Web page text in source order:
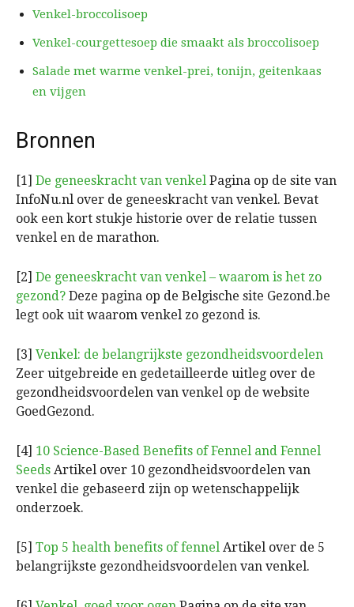
Venkel-broccolisoep
Venkel-courgettesoep die smaakt als broccolisoep
Salade met warme venkel-prei, tonijn, geitenkaas
en vijgen
Bronnen
[1] De geneeskracht van venkel Pagina op de site van
InfoNu.nl over de geneeskracht van venkel. Bevat
ook een kort stukje historie over de relatie tussen
venkel en de marathon.
[2] De geneeskracht van venkel – waarom is het zo
gezond? Deze pagina op de Belgische site Gezond.be
legt ook uit waarom venkel zo gezond is.
[3] Venkel: de belangrijkste gezondheidsvoordelen
Zeer uitgebreide en gedetailleerde uitleg over de
gezondheidsvoordelen van venkel op de website
GoedGezond.
[4] 10 Science-Based Benefits of Fennel and Fennel
Seeds Artikel over 10 gezondheidsvoordelen van
venkel die gebaseerd zijn op wetenschappelijk
onderzoek.
[5] Top 5 health benefits of fennel Artikel over de 5
belangrijkste gezondheidsvoordelen van venkel.